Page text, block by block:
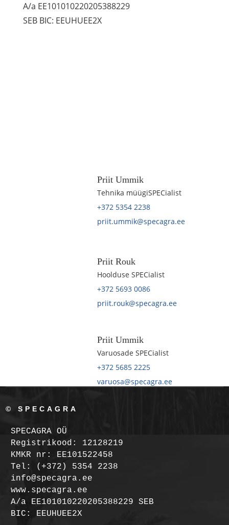
A/a EE101010220205388229
SEB BIC: EEUHUEE2X
Priit Ummik
Tehnika müügiSPECialist
+372 5354 2238
priit.ummik@specagra.ee
Priit Rouk
Hoolduse SPECialist
+372 5693 0086
priit.rouk@specagra.ee
Priit Ummik
Varuosade SPECialist
+372 5685 2225
varuosa@specagra.ee
© SPECAGRA
SPECAGRA OÜ
Registrikood: 12128219
KMKR nr: EE101522458
Tel: (+372) 5354 2238
info@specagra.ee
www.specagra.ee
A/a EE101010220205388229 SEB
BIC: EEUHUEE2X